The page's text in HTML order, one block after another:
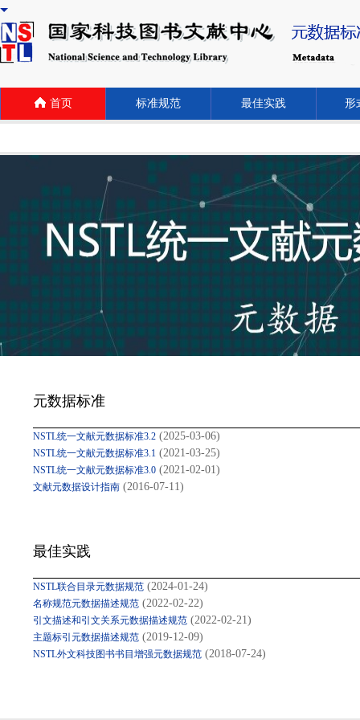
首页 标准规范 最佳实践 形
元数据标准
NSTL统一文献元数据标准3.2 (2025-03-06)
NSTL统一文献元数据标准3.1 (2021-03-25)
NSTL统一文献元数据标准3.0 (2021-02-01)
文献元数据设计指南 (2016-07-11)
最佳实践
NSTL联合目录元数据规范 (2024-01-24)
名称规范元数据描述规范 (2022-02-22)
引文描述和引文关系元数据描述规范 (2022-02-21)
主题标引元数据描述规范 (2019-12-09)
NSTL外文科技图书书目增强元数据规范 (2018-07-24)